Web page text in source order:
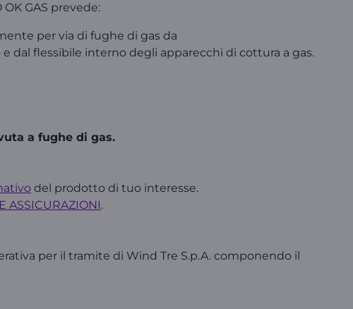
GAS prevede:
per via di fughe di gas da
dal flessibile interno degli apparecchi di cottura a gas.
a fughe di gas.
del prodotto di tuo interesse.
ASSICURAZIONI.
per il tramite di Wind Tre S.p.A. componendo il